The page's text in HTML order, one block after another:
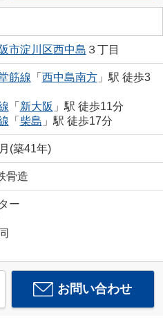
市淀川区西中島 ３丁目
筋線 「 西中島南方」駅 徒歩3
「 新大阪 」駅 徒歩11分
「 柴島 」駅 徒歩17分
(築41年)
骨造
ー
お問い合わせ